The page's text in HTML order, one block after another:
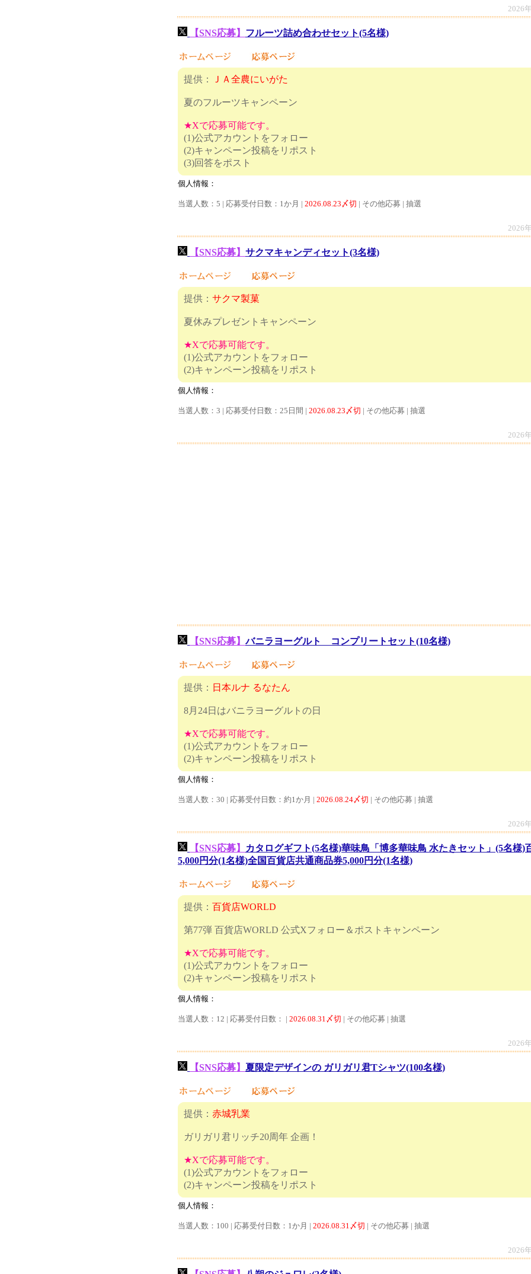
2026
【SNS応募】 フルーツ詰め合わせセット(5名様)
提供： ＪＡ全農にいがた
夏のフルーツキャンペーン
★Xで応募可能です。
(1)公式アカウントをフォロー
(2)キャンペーン投稿をリポスト
(3)回答をポスト
個人情報：
当選人数：5 | 応募受付日数：1か月 | 2026.08.23〆切 | その他応募 | 抽選
2026
【SNS応募】 サクマキャンディセット(3名様)
提供： サクマ製菓
夏休みプレゼントキャンペーン
★Xで応募可能です。
(1)公式アカウントをフォロー
(2)キャンペーン投稿をリポスト
個人情報：
当選人数：3 | 応募受付日数：25日間 | 2026.08.23〆切 | その他応募 | 抽選
2026
【SNS応募】バニラヨーグルト コンプリートセット(10名様)
提供： 日本ルナ るなたん
8月24日はバニラヨーグルトの日
★Xで応募可能です。
(1)公式アカウントをフォロー
(2)キャンペーン投稿をリポスト
個人情報：
当選人数：30 | 応募受付日数：約1か月 | 2026.08.24〆切 | その他応募 | 抽選
2026
【SNS応募】
カタログギフト(5名様)華味鳥「博多華味鳥 水たきセット」(5名様)
5,000円分(1名様)全国百貨店共通商品券5,000円分(1名様)
提供： 百貨店WORLD
第77弾 百貨店WORLD 公式Xフォロー＆ポストキャンペーン
★Xで応募可能です。
(1)公式アカウントをフォロー
(2)キャンペーン投稿をリポスト
個人情報：
当選人数：12 | 応募受付日数： | 2026.08.31〆切 | その他応募 | 抽選
2026
【SNS応募】 夏限定デザインの ガリガリ君Tシャツ(100名様)
提供： 赤城乳業
ガリガリ君リッチ20周年 企画！
★Xで応募可能です。
(1)公式アカウントをフォロー
(2)キャンペーン投稿をリポスト
個人情報：
当選人数：100 | 応募受付日数：1か月 | 2026.08.31〆切 | その他応募 | 抽選
2026